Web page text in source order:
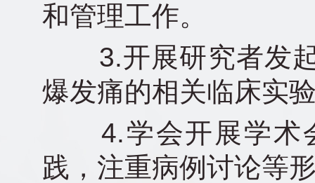
和管理工作。
3.开展研究者发起
爆发痛的相关临床实
4.学会开展学术会
践，注重病例讨论等